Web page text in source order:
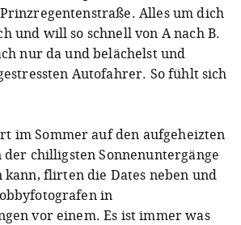
Alles um dich
und will so schnell von A nach B.
nur da und belächelst und
Autofahrer. So fühlt sich
im Sommer auf den aufgeheizten
chilligsten Sonnenuntergänge
kann, flirten die Dates neben und
in
vor einem. Es ist immer was